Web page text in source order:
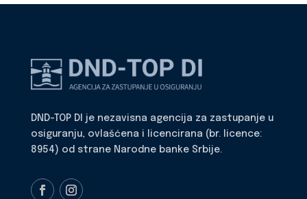
DND-TOP DI je nezavisna agencija za zastupanje u
osiguranju, ovlašćena i licencirana (br. licence:
8954) od strane Narodne banke Srbije.